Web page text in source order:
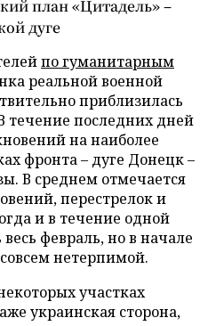
план «Цитадель» –
дуге
по гуманитарным
реальной военной
приблизилась
течение последних дней
на наиболее
фронта – дуге Донецк –
В среднем отмечается
перестрелок и
и в течение одной
февраль, но в начале
нетерпимой.
участках
украинская сторона,